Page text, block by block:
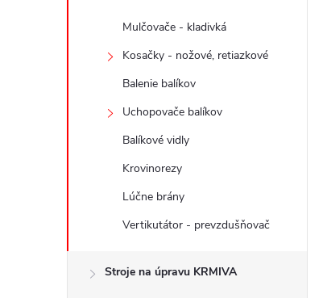
Mulčovače - kladivká
Kosačky - nožové, retiazkové
Balenie balíkov
Uchopovače balíkov
Balíkové vidly
Krovinorezy
Lúčne brány
Vertikutátor - prevzdušňovač
Stroje na úpravu KRMIVA